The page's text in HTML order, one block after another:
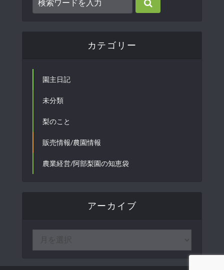
カテゴリー
園主日記
未分類
梨のこと
販売情報/農園情報
農業経営/阿部梨園の知恵袋
アーカイブ